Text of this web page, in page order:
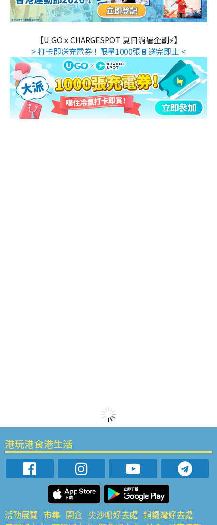
【U GO x CHARGESPOT 夏日消暑企劃⚡】
> 打卡即送充電券！限量1000張🔋送完即止 <
港玩港食港生活
活動展覽 市集 開倉 尖沙咀好去處 銅鑼灣好去處